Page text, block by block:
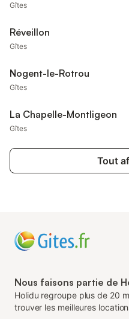
Gîtes
Réveillon
Gîtes
Nogent-le-Rotrou
Gîtes
La Chapelle-Montligeon
Gîtes
Tout
Nous faisons partie de
Holidu regroupe plus de 20
trouver les meilleures